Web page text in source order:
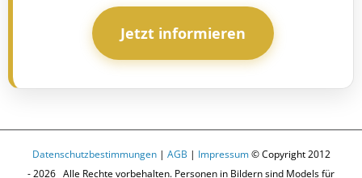
Jetzt informieren
Datenschutzbestimmungen| AGB | Impressum© Copyright 2012
-2026 Alle Rechte vorbehalten. Personen in Bildern sind Models für